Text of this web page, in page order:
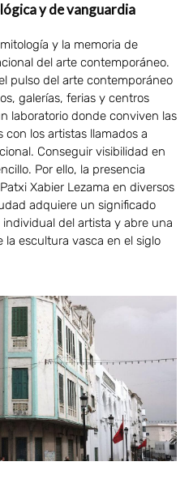
y de vanguardia
y la memoria de
del arte contemporáneo.
pulso del arte contemporáneo
galerías, ferias y centros
laboratorio donde conviven las
los artistas llamados a
Conseguir visibilidad en
Por ello, la presencia
Xabier Lezama en diversos
adquiere un significado
del artista y abre una
la escultura vasca en el siglo